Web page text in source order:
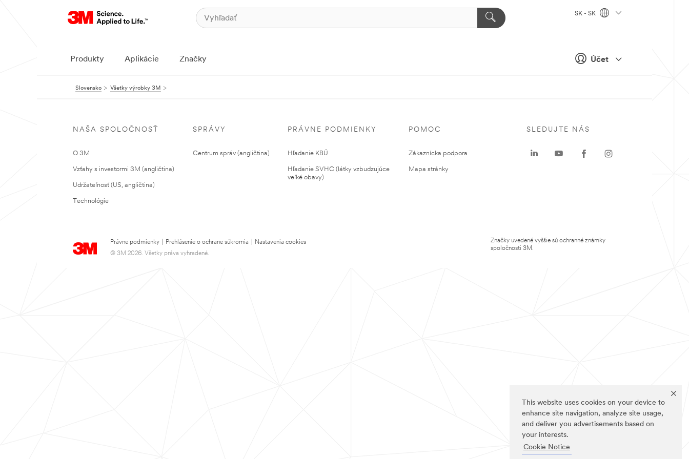
This website uses cookies on your device to
enhance site navigation, analyze site usage,
and deliver you advertisements based on
your interests.
Cookie Notice
Účet
SK - SK
Produkty Aplikácie Značky
Slovensko Všetky výrobky 3M
NAŠA SPOLOČNOSŤ
O 3M
Vzťahy s investormi 3M (angličtina)
Udržateľnosť (US, angličtina)
Technológie
SPRÁVY
Centrum správ (angličtina)
PRÁVNE PODMIENKY
Hľadanie KBÚ
Hľadanie SVHC (látky vzbudzujúce
veľké obavy)
POMOC
Zákaznícka podpora
Mapa stránky
Právne podmienky Prehlásenie o ochrane súkromia
Nastavenia cookies
© 3M 2026. Všetky práva vyhradené.
SLEDUJTE NÁS
Značky uvedené vyššie sú ochranné známky
spoločnosti 3M.